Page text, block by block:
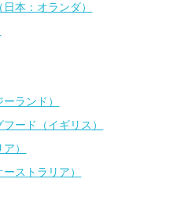
本：オランダ）
ランド）
ード（イギリス）
）
ストラリア）